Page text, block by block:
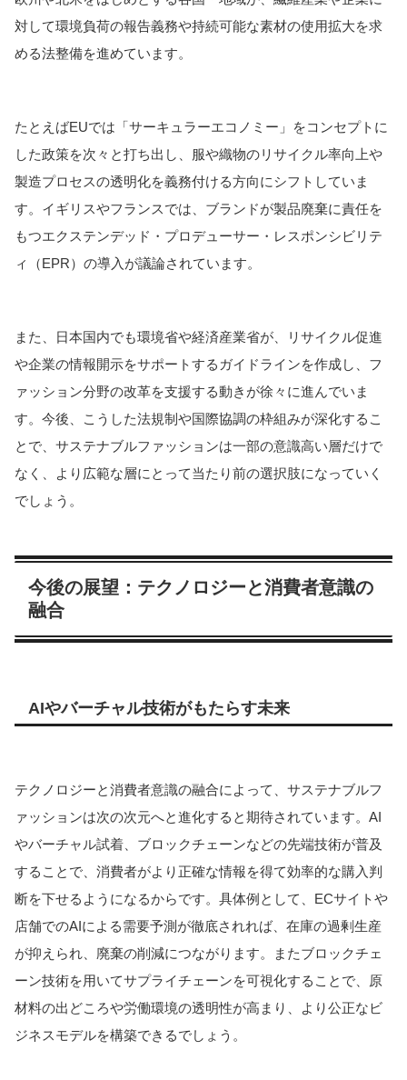
対して環境負荷の報告義務や持続可能な素材の使用拡大を求
める法整備を進めています。
たとえばEUでは「サーキュラーエコノミー」をコンセプトに
した政策を次々と打ち出し、服や織物のリサイクル率向上や
製造プロセスの透明化を義務付ける方向にシフトしていま
す。イギリスやフランスでは、ブランドが製品廃棄に責任を
もつエクステンデッド・プロデューサー・レスポンシビリテ
ィ（EPR）の導入が議論されています。
また、日本国内でも環境省や経済産業省が、リサイクル促進
や企業の情報開示をサポートするガイドラインを作成し、フ
ァッション分野の改革を支援する動きが徐々に進んでいま
す。 今後、こうした法規制や国際協調の枠組みが深化するこ
とで、サステナブルファッションは一部の意識高い層だけで
なく、より広範な層にとって当たり前の選択肢になっていく
でしょう。
今後の展望：テクノロジーと消費者意識の
融合
AIやバーチャル技術がもたらす未来
テクノロジーと消費者意識の融合によって、サステナブルフ
ァッションは次の次元へと進化すると期待されています。AI
やバーチャル試着、ブロックチェーンなどの先端技術が普及
することで、消費者がより正確な情報を得て効率的な購入判
断を下せるようになるからです。 具体例として、ECサイトや
店舗でのAIによる需要予測が徹底されれば、在庫の過剰生産
が抑えられ、廃棄の削減につながります。またブロックチェ
ーン技術を用いてサプライチェーンを可視化することで、原
材料の出どころや労働環境の透明性が高まり、より公正なビ
ジネスモデルを構築できるでしょう。